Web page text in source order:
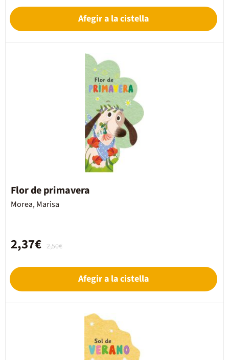
Afegir a la cistella
Flor de primavera
Morea, Marisa
2,50€
2,37€
Afegir a la cistella